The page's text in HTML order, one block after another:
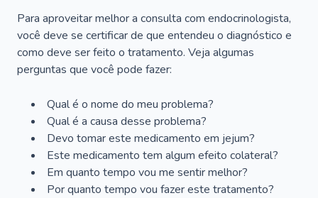
Para aproveitar melhor a consulta com endocrinologista,
você deve se certificar de que entendeu o diagnóstico e
como deve ser feito o tratamento. Veja algumas
perguntas que você pode fazer:
Qual é o nome do meu problema?
Qual é a causa desse problema?
Devo tomar este medicamento em jejum?
Este medicamento tem algum efeito colateral?
Em quanto tempo vou me sentir melhor?
Por quanto tempo vou fazer este tratamento?